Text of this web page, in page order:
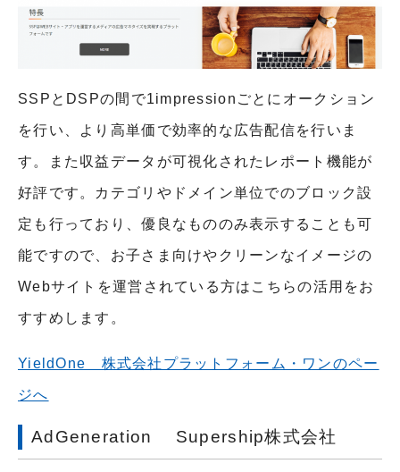
SSPとDSPの間で1impressionごとにオークション
を行い、より高単価で効率的な広告配信を行いま
す。また収益データが可視化されたレポート機能が
好評です。カテゴリやドメイン単位でのブロック設
定も行っており、優良なもののみ表示することも可
能ですので、お子さま向けやクリーンなイメージの
Webサイトを運営されている方はこちらの活用をお
すすめします。
YieldOne 株式会社プラットフォーム・ワンのペー
ジへ
AdGeneration Supership株式会社